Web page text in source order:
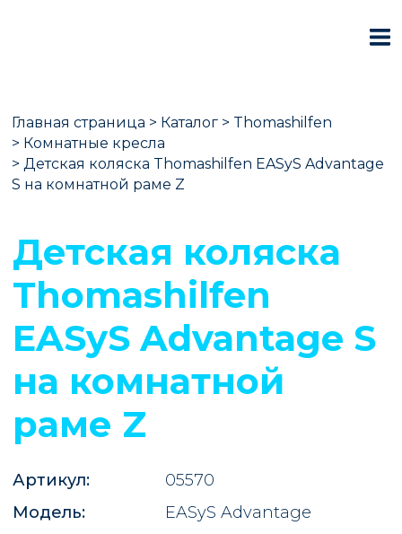
Главная страница > Каталог > Thomashilfen
> Комнатные кресла
>Детская коляска Thomashilfen EASyS Advantage
S на комнатной раме Z
Детская коляска
Thomashilfen
EASyS Advantage S
на комнатной
раме Z
Артикул:
05570
Модель:
EASyS Advantage